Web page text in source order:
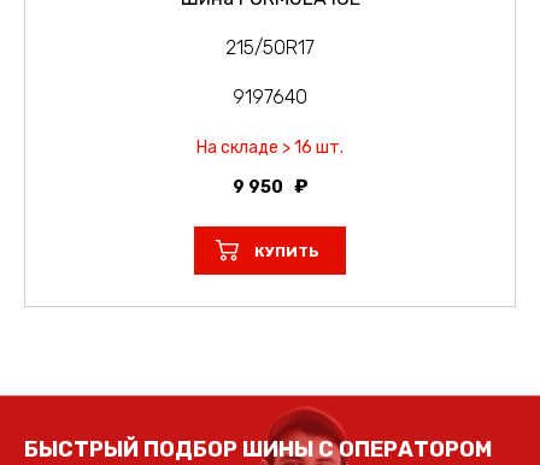
215/50R17
9197640
На складе > 16 шт.
9 950
КУПИТЬ
БЫСТРЫЙ ПОДБОР ШИНЫ С ОПЕРАТОРОМ